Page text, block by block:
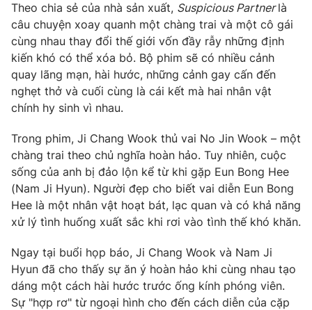
Nhân vật
Khán giả
Giải sao mai
Điện ảnh
Âm nhạc
Sao
Đời sống
Du lịch
Làm đẹp
Chất lượng cuộc sống
Giáo dục
Tuyển sinh
Học trực tuyến
Công nghệ
Sản phẩm
Thị trường
Tư vấn
Giao lưu trực tuyến
Lịch phát sóng
Chuyên mục khác
Emagazine Podcast
Photo Infographic
Theo chia sẻ của nhà sản xuất, Suspicious Partnerlà
câu chuyện xoay quanh một chàng trai và một cô gái
cùng nhau thay đổi thế giới vốn đầy rẫy những định
kiến khó có thể xóa bỏ. Bộ phim sẽ có nhiều cảnh
quay lãng mạn, hài hước, những cảnh gay cấn đến
nghẹt thở và cuối cùng là cái kết mà hai nhân vật
chính hy sinh vì nhau.
Trong phim, Ji Chang Wook thủ vai No Jin Wook – một
chàng trai theo chủ nghĩa hoàn hảo. Tuy nhiên, cuộc
sống của anh bị đảo lộn kể từ khi gặp Eun Bong Hee
(Nam Ji Hyun). Người đẹp cho biết vai diễn Eun Bong
Hee là một nhân vật hoạt bát, lạc quan và có khả năng
xử lý tình huống xuất sắc khi rơi vào tình thế khó khăn.
Ngay tại buổi họp báo, Ji Chang Wook và Nam Ji
Hyun đã cho thấy sự ăn ý hoàn hảo khi cùng nhau tạo
dáng một cách hài hước trước ống kính phóng viên.
Sự "hợp rơ" từ ngoại hình cho đến cách diễn của cặp